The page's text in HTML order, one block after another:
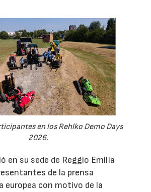
en los Rehlko Demo Days
2026.
en su sede de Reggio Emilia
de la prensa
europea con motivo de la